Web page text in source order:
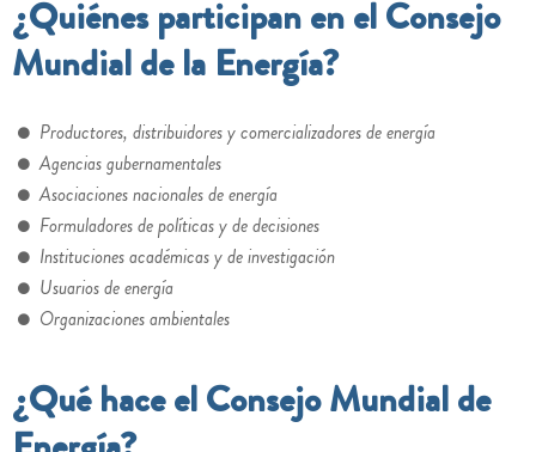
¿Quiénes participan en el Consejo
Mundial de la Energía?
Productores, distribuidores y comercializadores de energía
Agencias gubernamentales
Asociaciones nacionales de energía
Formuladores de políticas y de decisiones
Instituciones académicas y de investigación
Usuarios de energía
Organizaciones ambientales
¿Qué hace el Consejo Mundial de